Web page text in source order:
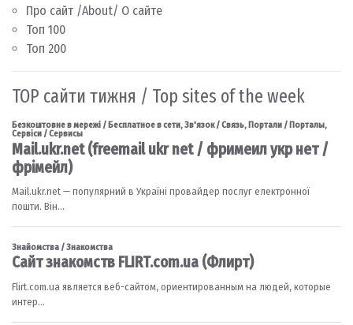
Про сайт /About/ О сайте
Топ 100
Топ 200
TOP сайти тижня / Top sites of the week